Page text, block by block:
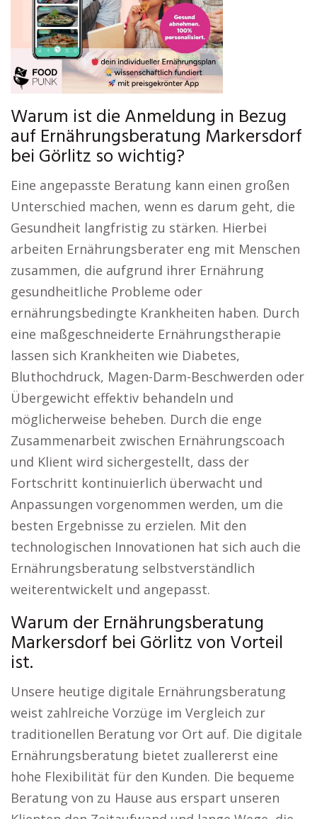
Warum ist die Anmeldung in Bezug
auf Ernährungsberatung Markersdorf
bei Görlitz so wichtig?
Eine angepasste Beratung kann einen großen
Unterschied machen, wenn es darum geht, die
Gesundheit langfristig zu stärken. Hierbei
arbeiten Ernährungsberater eng mit Menschen
zusammen, die aufgrund ihrer Ernährung
gesundheitliche Probleme oder
ernährungsbedingte Krankheiten haben. Durch
eine maßgeschneiderte Ernährungstherapie
lassen sich Krankheiten wie Diabetes,
Bluthochdruck, Magen-Darm-Beschwerden oder
Übergewicht effektiv behandeln und
möglicherweise beheben. Durch die enge
Zusammenarbeit zwischen Ernährungscoach
und Klient wird sichergestellt, dass der
Fortschritt kontinuierlich überwacht und
Anpassungen vorgenommen werden, um die
besten Ergebnisse zu erzielen. Mit den
technologischen Innovationen hat sich auch die
Ernährungsberatung selbstverständlich
weiterentwickelt und angepasst.
Warum der Ernährungsberatung
Markersdorf bei Görlitz von Vorteil
ist.
Unsere heutige digitale Ernährungsberatung
weist zahlreiche Vorzüge im Vergleich zur
traditionellen Beratung vor Ort auf. Die digitale
Ernährungsberatung bietet zuallererst eine
hohe Flexibilität für den Kunden. Die bequeme
Beratung von zu Hause aus erspart unseren